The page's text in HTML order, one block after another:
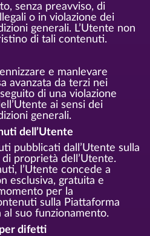
senza preavviso, di
o in violazione dei
generali. L’Utente non
di tali contenuti.
e manlevare
avanzata da terzi nei
di una violazione
ai sensi dei
generali.
dell’Utente
pubblicati dall’Utente sulla
proprietà dell’Utente.
l’Utente concede a
esclusiva, gratuita e
per la
sulla Piattaforma
al suo funzionamento.
difetti